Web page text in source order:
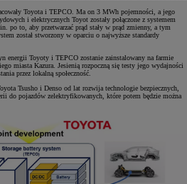
Toyota i TEPCO. Ma on 3 MWh pojemności, a jego
i elektrycznych Toyot zostały połączone z systemem
po to, aby przetwarzać prąd stały w prąd zmienny, a tym
został stworzony w oparciu o najwyższe standardy
energii Toyoty i TEPCO zostanie zainstalowany na farmie
miasta Kazura. Jesienią rozpoczną się testy jego wydajności
przez lokalną społeczność.
Tsusho i Denso od lat rozwija technologie bezpiecznych,
do pojazdów zelektryfikowanych, które potem będzie można